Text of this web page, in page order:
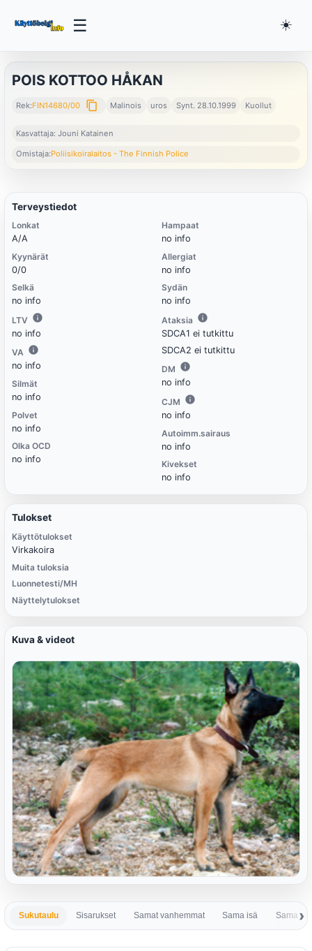
☰ ☀️
POIS KOTTOO HÅKAN
Rek:FIN14680/00 content_copy Malinois uros Synt. 28.10.1999 Kuollut
Kasvattaja: Jouni Katainen
Omistaja:Poliisikoiralaitos - The Finnish Police
Terveystiedot
Lonkat
A/A
Kyynärät
0/0
Selkä
no info
LTV
no info
VA
no info
Silmät
no info
Polvet
no info
Olka OCD
no info
Hampaat
no info
Allergiat
no info
Sydän
no info
Ataksia
SDCA1 ei tutkittu
SDCA2 ei tutkittu
DM
no info
CJM
no info
Autoimm.sairaus
no info
Kivekset
no info
Tulokset
Käyttötulokset
Virkakoira
Muita tuloksia
Luonnetesti/MH
Näyttelytulokset
Kuva & videot
Sukutaulu Sisarukset Samat vanhemmat Sama isä Sama